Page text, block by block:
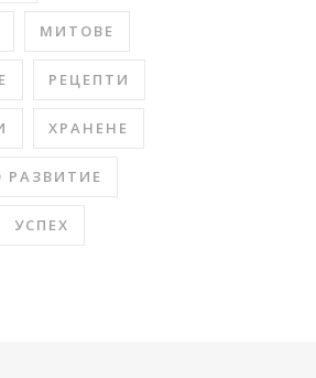
МИТОВЕ
РЕЦЕПТИ
ХРАНЕНЕ
УСПЕХ